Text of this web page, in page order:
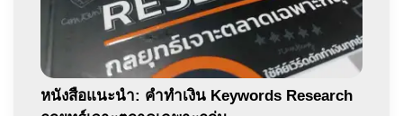
หนังสือแนะนำ: คำทำเงิน Keywords Research